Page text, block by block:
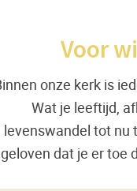
Voor
onze kerk is
Wat je leeftijd,
levenswandel tot nu
geloven dat je er toe